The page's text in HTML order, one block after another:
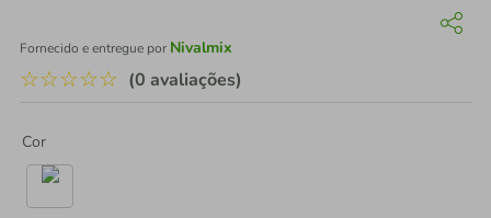
Fornecido e entregue por Nivalmix
☆☆☆☆☆ (0 avaliações)
Cor